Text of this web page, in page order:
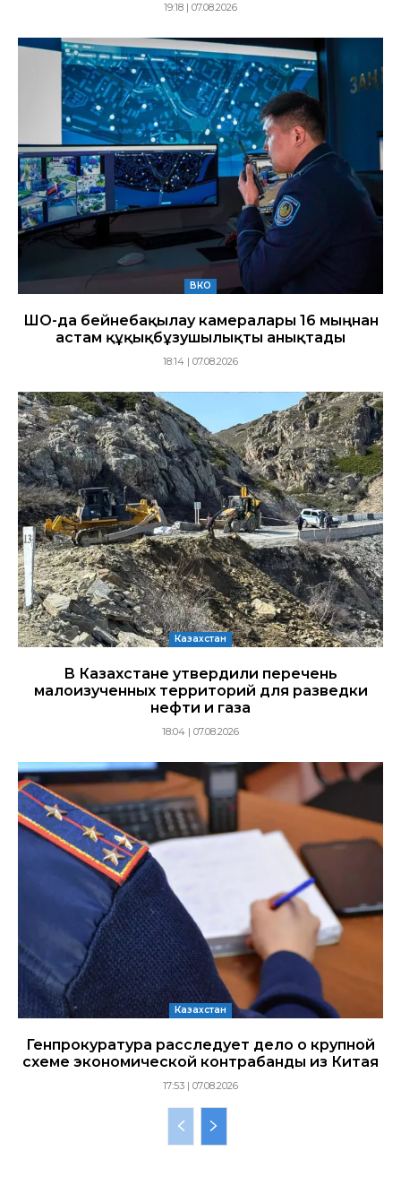
19:18 | 07.08.2026
ВКО
ШҚО-да бейнебақылау камералары 16 мыңнан
астам құқықбұзушылықты анықтады
18:14 | 07.08.2026
Казахстан
В Казахстане утвердили перечень
малоизученных территорий для разведки
нефти и газа
18:04 | 07.08.2026
Казахстан
Генпрокуратура расследует дело о крупной
схеме экономической контрабанды из Китая
17:53 | 07.08.2026